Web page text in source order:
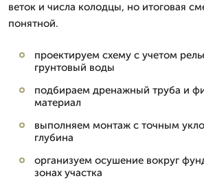
веток и числа колодцы, но итоговая
понятной.
проектируем схему с учетом
грунтовый воды
подбираем дренажный труба и
материал
выполняем монтаж с точным
глубина
организуем осушение вокруг
зонах участка